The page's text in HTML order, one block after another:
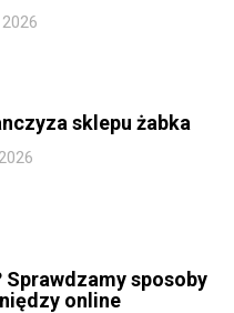
sklepu żabka
sposoby
online